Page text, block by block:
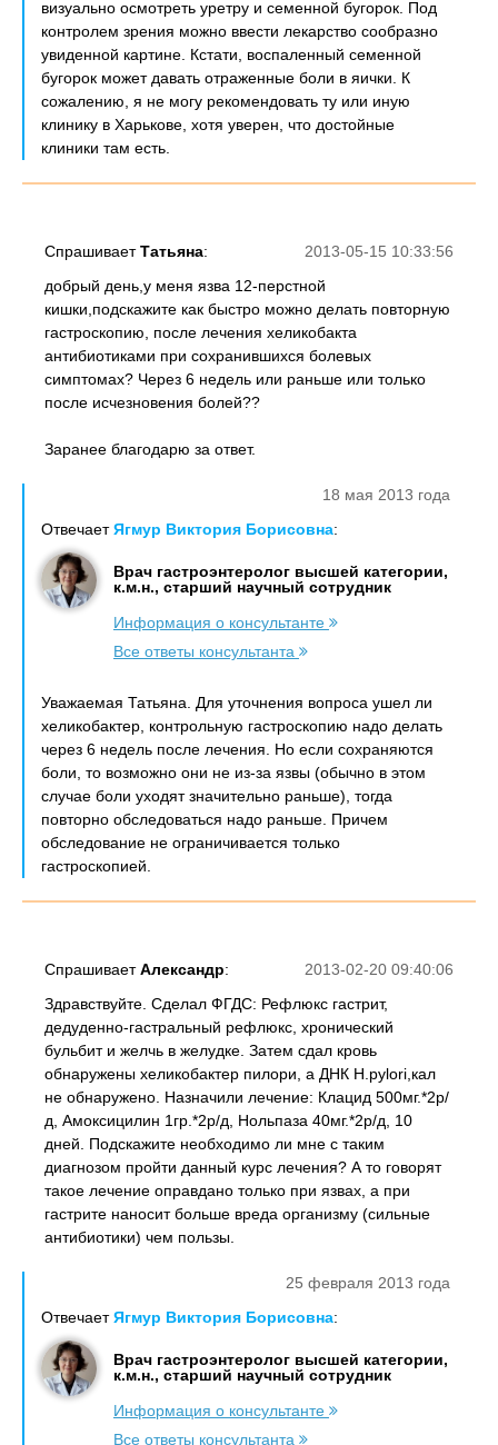
визуально осмотреть уретру и семенной бугорок. Под
контролем зрения можно ввести лекарство сообразно
увиденной картине. Кстати, воспаленный семенной
бугорок может давать отраженные боли в яички. К
сожалению, я не могу рекомендовать ту или иную
клинику в Харькове, хотя уверен, что достойные
клиники там есть.
2013-05-15 10:33:56
СпрашиваетТатьяна:
добрый день,у меня язва 12-перстной
кишки,подскажите как быстро можно делать повторную
гастроскопию, после лечения хеликобакта
антибиотиками при сохранившихся болевых
симптомах? Через 6 недель или раньше или только
после исчезновения болей??
Заранее благодарю за ответ.
18 мая 2013 года
ОтвечаетЯгмур Виктория Борисовна:
Врач гастроэнтеролог высшей категории,
к.м.н., старший научный сотрудник
Информация о консультанте
Все ответы консультанта
Уважаемая Татьяна. Для уточнения вопроса ушел ли
хеликобактер, контрольную гастроскопию надо делать
через 6 недель после лечения. Но если сохраняются
боли, то возможно они не из-за язвы (обычно в этом
случае боли уходят значительно раньше), тогда
повторно обследоваться надо раньше. Причем
обследование не ограничивается только
гастроскопией.
2013-02-20 09:40:06
СпрашиваетАлександр:
Здравствуйте. Сделал ФГДС: Рефлюкс гастрит,
дедуденно-гастральный рефлюкс, хронический
бульбит и желчь в желудке. Затем сдал кровь
обнаружены хеликобактер пилори, а ДНК Н.pylori,кал
не обнаружено. Назначили лечение: Клацид 500мг.*2р/
д, Амоксицилин 1гр.*2р/д, Нольпаза 40мг.*2р/д, 10
дней. Подскажите необходимо ли мне с таким
диагнозом пройти данный курс лечения? А то говорят
такое лечение оправдано только при язвах, а при
гастрите наносит больше вреда организму (сильные
антибиотики) чем пользы.
25 февраля 2013 года
ОтвечаетЯгмур Виктория Борисовна:
Врач гастроэнтеролог высшей категории,
к.м.н., старший научный сотрудник
Информация о консультанте
Все ответы консультанта